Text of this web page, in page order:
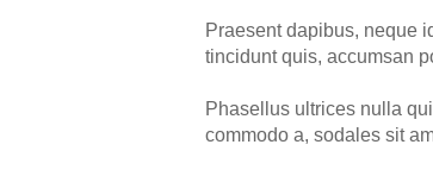
Praesent dapibus, neque
tincidunt quis, accumsan
Phasellus ultrices nulla
commodo a, sodales sit